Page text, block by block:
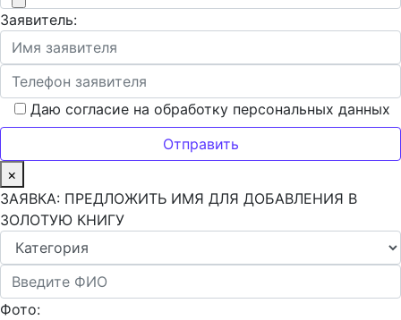
Заявитель:
Даю согласие на обработку персональных данных
×
ЗАЯВКА: ПРЕДЛОЖИТЬ ИМЯ ДЛЯ ДОБАВЛЕНИЯ В
ЗОЛОТУЮ КНИГУ
Фото: